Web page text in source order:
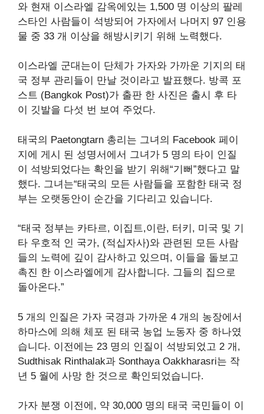
와 현재 이스라엘 감옥에있는 1,500 명 이상의 팔레
스타인 사람들이 석방되어 가자에서 나머지 97 인용
물 중 33 개 이상을 해방시키기 위해 노력했다.
이스라엘 군대는이 단체가 가자와 가까운 기지의 태
국 정부 관리들이 만날 것이라고 발표했다. 방콕 포
스트 (Bangkok Post)가 출판 한 사진은 출시 후 타
이 깃발을 다섯 번 보여 주었다.
태국의 Paetongtarn 총리는 그녀의 Facebook 페이
지에 게시 된 성명서에서 그녀가 5 명의 타이 인질
이 석방되었다는 확인을 받기 위해“기뻐”했다고 말
했다. 그녀는“태국의 모든 사람들을 포함한 태국 정
부는 오랫동안이 순간을 기다리고 있습니다.
“태국 정부는 카타르, 이집트,이란, 터키, 미국 및 기
타 우호적 인 국가, (적십자사)와 관련된 모든 사람
들의 노력에 깊이 감사하고 있으며, 이들을 돌보고
촉진 한 이스라엘에게 감사합니다. 그들의 집으로
돌아온다.”
5 개의 인질은 가자 국경과 가까운 4 개의 농장에서
하마스에 의해 체포 된 태국 농업 노동자 중 하나였
습니다. 이전에는 23 명의 인질이 석방되었고 2 개,
Sudthisak Rinthalak과 Sonthaya Oakkharasri는 작
년 5 월에 사망 한 것으로 확인되었습니다.
가자 분쟁 이전에, 약 30,000 명의 태국 국민들이 이